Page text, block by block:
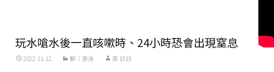
玩水嗆水後一直咳嗽時、24小時恐會出現窒息
2022-11-12 聊｜游泳 高 日日